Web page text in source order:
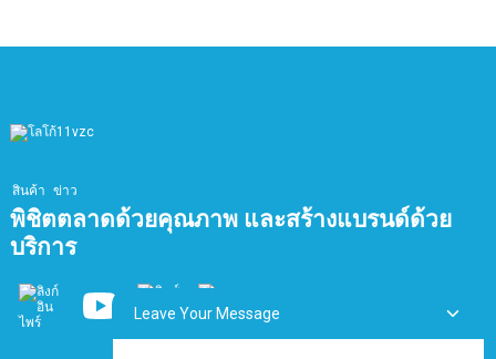
สินค้า ข่าว
พิชิตตลาดด้วยคุณภาพ และสร้างแบรนด์ด้วย
บริการ
Leave Your Message